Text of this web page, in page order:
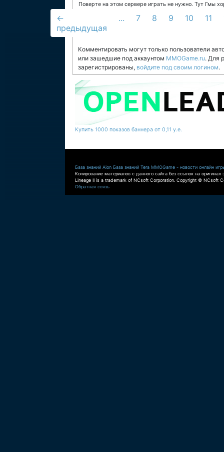
Поверте на этом сервере играть не нужно. Тут Гмы
←
предыдущая
... 7 8 9 10 11
Комментировать могут только пользователи
или зашедшие под аккаунтом MMOGame.ru. Для
зарегистрированы, войдите под своим логином.
Купить 1000 показов баннера от 0,11 у.е.
База знаний Aion База знаний Tera MMOGame - новости онлайн
Копирование материалов с данного сайта без ссылок на оригинал
Lineage II is a trademark of NCsoft Corporation. Copyright © NCsoft
Обратная связь